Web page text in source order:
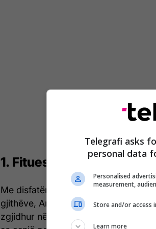
1. Fitues: Arsenali
Me disfatën shokuese te Swansea
gjithëve, Arsenali u duk se ka ende
zgjidhur në mbrojtje dhe ndoshta
Telegrafi asks
personal data
Personalised
measurement,
Store and/or access
Learn more